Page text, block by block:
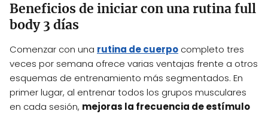
Beneficios de iniciar con una rutina full
body 3 días
Comenzar con una rutina de cuerpo completo tres
veces por semana ofrece varias ventajas frente a otros
esquemas de entrenamiento más segmentados. En
primer lugar, al entrenar todos los grupos musculares
en cada sesión, mejoras la frecuencia de estímulo